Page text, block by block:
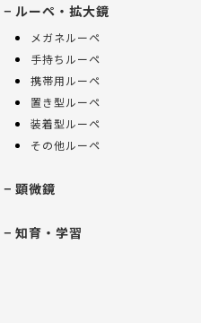
ルーペ・拡大鏡
メガネルーペ
手持ちルーペ
携帯用ルーペ
置き型ルーペ
装着型ルーペ
その他ルーペ
顕微鏡
知育・学習